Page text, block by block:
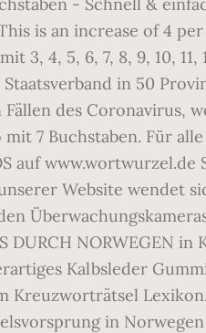
is an increase of 4
4, 5, 6, 7, 8, 9, 10, 11,
in 50
des Coronavirus,
7 Buchstaben. Für
www.wortwurzel.de
Website wendet
NORWEGEN
Kalbsleder
Kreuzworträtsel
in